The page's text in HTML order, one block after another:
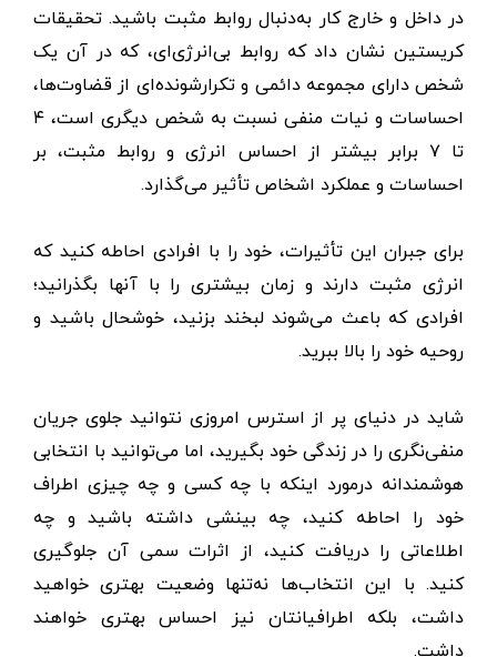
در داخل و خارج کار به‌دنبال روابط مثبت باشید. تحقیقات
کریستین نشان داد که روابط بی‌انرژی‌ای،‌ که در آن یک
شخص دارای مجموعه دائمی و تکرار‌شونده‌ای از قضاوت‌ها،
احساسات و نیات منفی نسبت به شخص دیگری است، ۴
تا ۷ برابر بیشتر از احساس انرژی و روابط مثبت، بر
احساسات و عملکرد اشخاص تأثیر می‌گذارد.
برای جبران این تأثیرات، خود را با افرادی احاطه کنید که
انرژی مثبت دارند و زمان بیشتری را با آنها بگذرانید؛
افرادی که باعث می‌شوند لبخند بزنید، خوشحال باشید و
روحیه خود را بالا ببرید.
شاید در دنیای پر از استرس امروزی نتوانید جلوی جریان
منفی‌نگری را در زندگی خود بگیرید، اما می‌توانید با انتخابی
هوشمندانه درمورد اینکه با چه کسی و چه چیزی اطراف
خود را احاطه کنید، چه بینشی داشته باشید و چه
اطلاعاتی را دریافت کنید، از اثرات سمی آن جلوگیری
کنید. با این انتخاب‌ها نه‌تنها وضعیت بهتری خواهید
داشت، بلکه اطرافیانتان نیز احساس بهتری خواهند
داشت.